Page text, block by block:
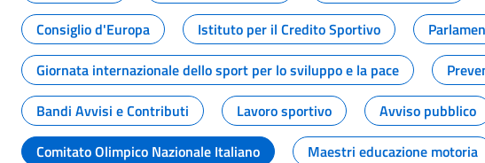
Consiglio d'Europa
Istituto per il Credito Sportivo
Giornata internazionale dello sport per lo sviluppo e la pace
Bandi Avvisi e Contributi
Lavoro sportivo Avviso pubblico
Comitato Olimpico Nazionale Italiano
Maestri educazione motoria